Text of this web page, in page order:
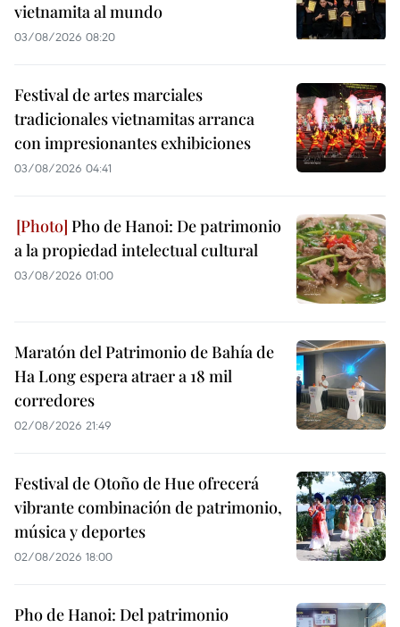
vietnamita al mundo
03/08/2026 08:20
Festival de artes marciales
tradicionales vietnamitas arranca
con impresionantes exhibiciones
03/08/2026 04:41
Pho de Hanoi: De patrimonio
a la propiedad intelectual cultural
03/08/2026 01:00
Maratón del Patrimonio de Bahía de
Ha Long espera atraer a 18 mil
corredores
02/08/2026 21:49
Festival de Otoño de Hue ofrecerá
vibrante combinación de patrimonio,
música y deportes
02/08/2026 18:00
Pho de Hanoi: Del patrimonio